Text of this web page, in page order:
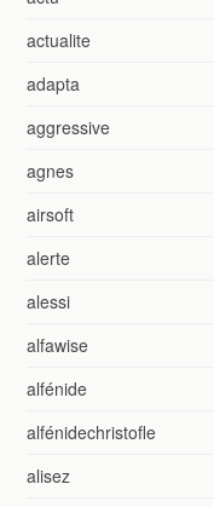
actualite
adapta
aggressive
agnes
airsoft
alerte
alessi
alfawise
alfénide
alfénidechristofle
alisez